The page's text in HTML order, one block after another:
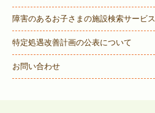
障害のあるお子さまの施設検索サービス
特定処遇改善計画の公表について
お問い合わせ